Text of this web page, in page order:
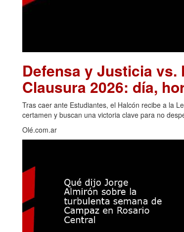
Defensa y Justicia vs.
Clausura 2026: día,
Tras caer ante Estudiantes, el Halcón recibe a la
certamen y buscan una victoria clave para no
Olé.com.ar